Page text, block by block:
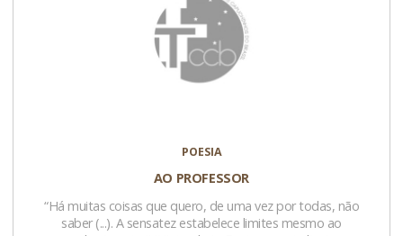
POESIA
AO PROFESSOR
“Há muitas coisas que quero, de uma vez por todas, não
saber (...). A sensatez estabelece limites mesmo ao